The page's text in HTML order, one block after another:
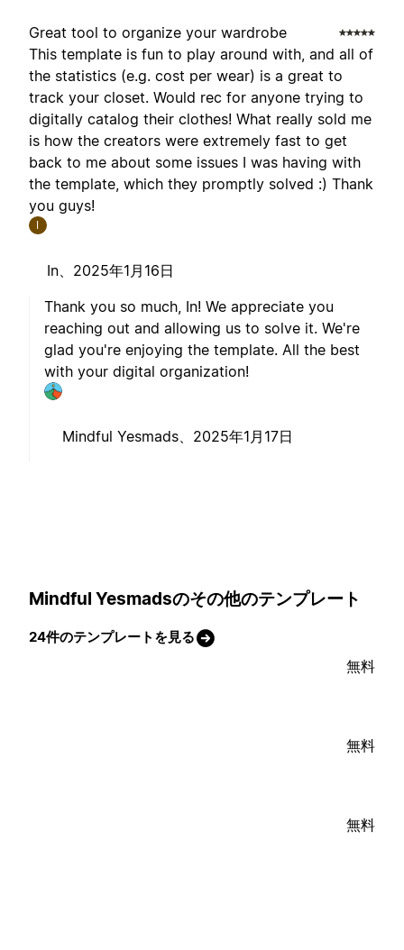
Great tool to organize your wardrobe
This template is fun to play around with, and all of
the statistics (e.g. cost per wear) is a great to
track your closet. Would rec for anyone trying to
digitally catalog their clothes! What really sold me
is how the creators were extremely fast to get
back to me about some issues I was having with
the template, which they promptly solved :) Thank
you guys!
I
In、 2025年1月16日
Thank you so much, In! We appreciate you
reaching out and allowing us to solve it. We're
glad you're enjoying the template. All the best
with your digital organization!
Mindful Yesmads、 2025年1月17日
Mindful Yesmadsのその他のテンプレート
24件のテンプレートを見る
無料
無料
無料